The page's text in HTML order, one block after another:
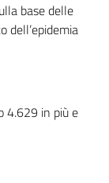
base delle
dell’epidemia
4.629 in più e